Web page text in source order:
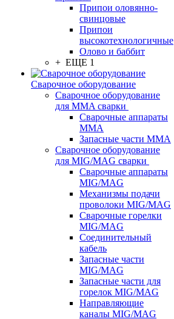
Припои оловянно-
свинцовые
Припои
высокотехнологичные
Олово и баббит
+ ЕЩЕ 1
Сварочное оборудование
Сварочное оборудование
для MMA сварки
Сварочные аппараты
MMA
Запасные части MMA
Сварочное оборудование
для MIG/MAG сварки
Сварочные аппараты
MIG/MAG
Механизмы подачи
проволоки MIG/MAG
Сварочные горелки
MIG/MAG
Соединительный
кабель
Запасные части
MIG/MAG
Запасные части для
горелок MIG/MAG
Направляющие
каналы MIG/MAG